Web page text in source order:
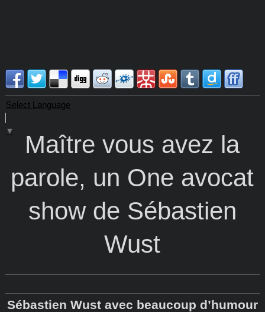
Select Language
▼
Maître vous avez la
parole, un One avocat
show de Sébastien
Wust
Sébastien Wust avec beaucoup d’humour